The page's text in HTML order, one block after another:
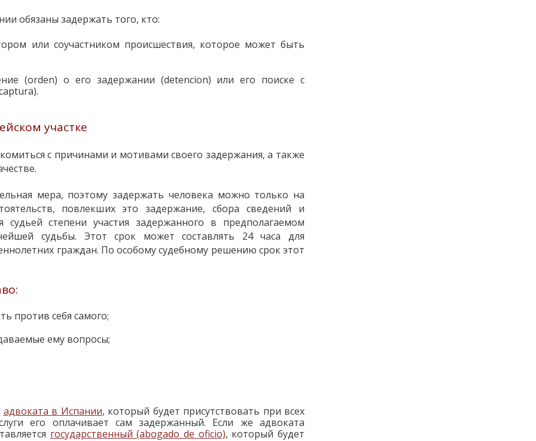
обязаны задержать того, кто:
или соучастником происшествия, которое может быть
(orden) о его задержании (detencion) или его поиске с
участке
с причинами и мотивами своего задержания, а также
мера, поэтому задержать человека можно только на
повлекших это задержание, сбора сведений и
степени участия задержанного в предполагаемом
судьбы. Этот срок может составлять 24 часа для
граждан. По особому судебному решению срок этот
против себя самого;
ему вопросы;
адвоката в Испании, который будет присутствовать при всех
его оплачивает сам задержанный. Если же адвоката
государственный (abogado de oficio), который будет